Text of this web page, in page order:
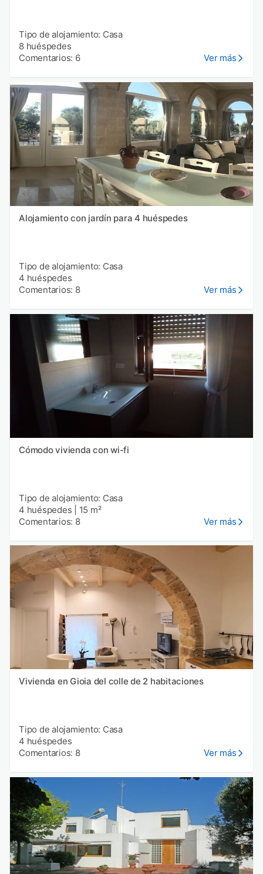
Tipo de alojamiento: Casa
8 huéspedes
Comentarios: 6
Ver más
Alojamiento con jardín para 4 huéspedes
Tipo de alojamiento: Casa
4 huéspedes
Comentarios: 8
Ver más
Cómodo vivienda con wi-fi
Tipo de alojamiento: Casa
4 huéspedes
15 m²
Comentarios: 8
Ver más
Vivienda en Gioia del colle de 2 habitaciones
Tipo de alojamiento: Casa
4 huéspedes
Comentarios: 8
Ver más